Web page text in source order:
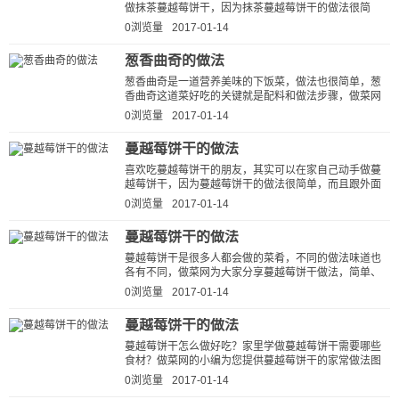
做抹茶蔓越莓饼干，因为抹茶蔓越莓饼干的做法很简
单，而且跟外面那些餐馆做的抹茶蔓...
0浏览量 2017-01-14
葱香曲奇的做法
葱香曲奇是一道营养美味的下饭菜，做法也很简单，葱
香曲奇这道菜好吃的关键就是配料和做法步骤，做菜网
小编就为大家详细的介绍一下葱香...
0浏览量 2017-01-14
蔓越莓饼干的做法
喜欢吃蔓越莓饼干的朋友，其实可以在家自己动手做蔓
越莓饼干，因为蔓越莓饼干的做法很简单，而且跟外面
那些餐馆做的蔓越莓饼干比起来，自...
0浏览量 2017-01-14
蔓越莓饼干的做法
蔓越莓饼干是很多人都会做的菜肴，不同的做法味道也
各有不同，做菜网为大家分享蔓越莓饼干做法，简单、
好吃、下饭。按这种方法做出的蔓...
0浏览量 2017-01-14
蔓越莓饼干的做法
蔓越莓饼干怎么做好吃？家里学做蔓越莓饼干需要哪些
食材？做菜网的小编为您提供蔓越莓饼干的家常做法图
解，让厨房新手也能做出美味可口...
0浏览量 2017-01-14